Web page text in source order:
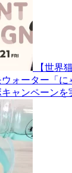
【世界
ォーター「
ャンペーンを